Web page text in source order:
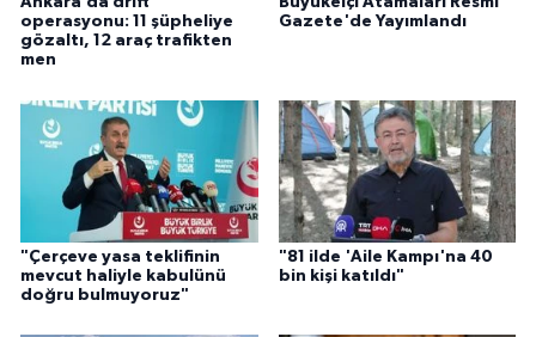
operasyonu: 11 şüpheliye
gözaltı, 12 araç trafikten
men
Gazete'de Yayımlandı
"Çerçeve yasa teklifinin
mevcut haliyle kabulünü
doğru bulmuyoruz"
"81 ilde 'Aile Kampı'na 40
bin kişi katıldı"